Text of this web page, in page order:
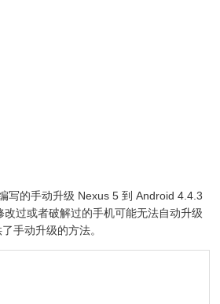
写的手动升级 Nexus 5 到 Android 4.4.3
改过或者破解过的手机可能无法自动升级
手动升级的方法。